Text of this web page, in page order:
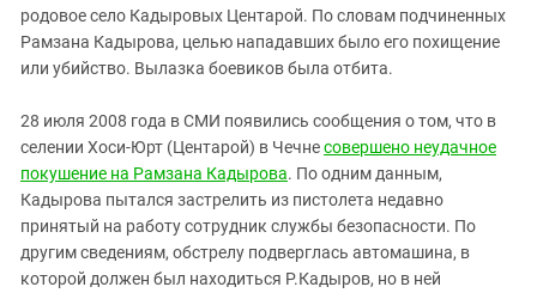
родовое село Кадыровых Центарой. По словам подчиненных
Рамзана Кадырова, целью нападавших было его похищение
или убийство. Вылазка боевиков была отбита.
28 июля 2008 года в СМИ появились сообщения о том, что в
селении Хоси-Юрт (Центарой) в Чечнесовершено неудачное
покушение на Рамзана Кадырова. По одним данным,
Кадырова пытался застрелить из пистолета недавно
принятый на работу сотрудник службы безопасности. По
другим сведениям, обстрелу подверглась автомашина, в
которой должен был находиться Р.Кадыров, но в ней